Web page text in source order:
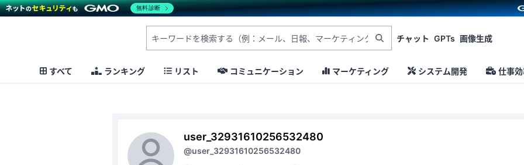
チャット GPTs 画像生成
すべて ランキング リスト コミュニケーション マーケティング システム開発 仕事
user_32931610256532480
@user_32931610256532480
無料診断